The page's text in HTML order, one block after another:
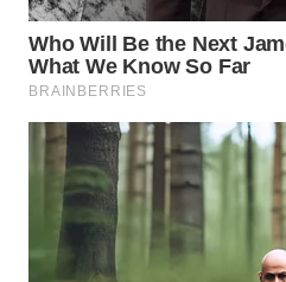
LAWAS
WN
SUMEDANG
WN
CIANJUR
KEPULAUAN